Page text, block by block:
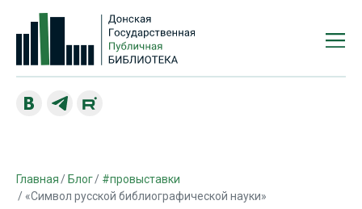
Главная Блог
#провыставки
«Символ русской библиографической науки»